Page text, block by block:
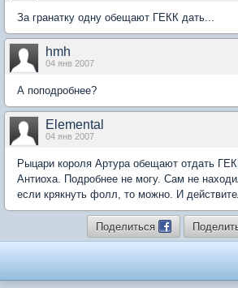
За гранатку одну обещают ГЕКК дать...
hmh
04 янв 2007
А поподробнее?
Elemental
04 янв 2007
Рыцари короля Артура обещают отдать
Антиоха. Подробнее не могу. Сам не
если крякнуть фолл, то можно. И
Поделиться